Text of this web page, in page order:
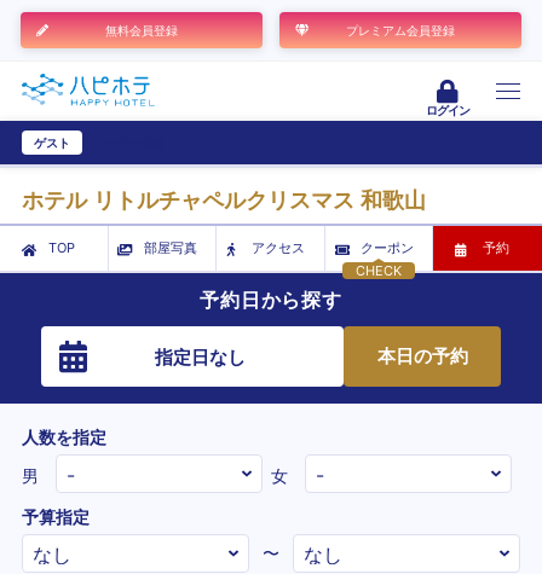
無料会員登録 プレミアム会員登録
ログイン
ゲスト
ホテル リトルチャペルクリスマス 和歌山
TOP 部屋写真
アクセス
CHECK
クーポン 予約
予約日から探す
指定日なし 本日の予約
人数を指定
男
女
予算指定
〜